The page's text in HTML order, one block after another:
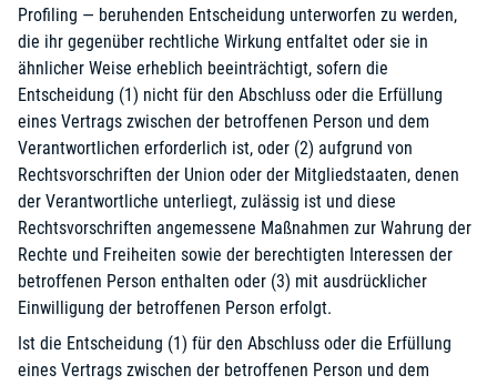
Profiling — beruhenden Entscheidung unterworfen zu werden,
die ihr gegenüber rechtliche Wirkung entfaltet oder sie in
ähnlicher Weise erheblich beeinträchtigt, sofern die
Entscheidung (1) nicht für den Abschluss oder die Erfüllung
eines Vertrags zwischen der betroffenen Person und dem
Verantwortlichen erforderlich ist, oder (2) aufgrund von
Rechtsvorschriften der Union oder der Mitgliedstaaten, denen
der Verantwortliche unterliegt, zulässig ist und diese
Rechtsvorschriften angemessene Maßnahmen zur Wahrung der
Rechte und Freiheiten sowie der berechtigten Interessen der
betroffenen Person enthalten oder (3) mit ausdrücklicher
Einwilligung der betroffenen Person erfolgt.
Ist die Entscheidung (1) für den Abschluss oder die Erfüllung
eines Vertrags zwischen der betroffenen Person und dem